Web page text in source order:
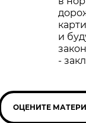
и
-
ОЦЕНИТЕ